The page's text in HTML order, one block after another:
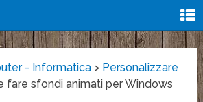
- Informatica > Personalizzare
fare sfondi animati per Windows